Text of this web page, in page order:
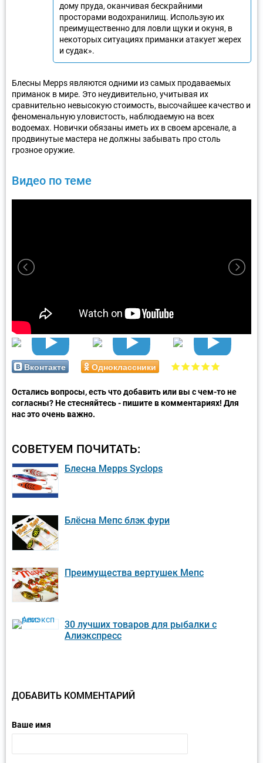
дому пруда, оканчивая бескрайними
просторами водохранилищ. Использую их
преимущественно для ловли щуки и окуня, в
некоторых ситуациях приманки атакует жерех
и судак».
Блесны Mepps являются одними из самых продаваемых
приманок в мире. Это неудивительно, учитывая их
сравнительно невысокую стоимость, высочайшее качество и
феноменальную уловистость, наблюдаемую на всех
водоемах. Новички обязаны иметь их в своем арсенале, а
продвинутые мастера не должны забывать про столь
грозное оружие.
Видео по теме
Вконтакте Одноклассники
Остались вопросы, есть что добавить или вы с чем-то не
согласны? Не стесняйтесь - пишите в комментариях! Для
нас это очень важно.
СОВЕТУЕМ ПОЧИТАТЬ:
Блесна Mepps Syclops
Блёсна Мепс блэк фури
Преимущества вертушек Мепс
30 лучших товаров для рыбалки с
Алиэкспресс
ДОБАВИТЬ КОММЕНТАРИЙ
Ваше имя